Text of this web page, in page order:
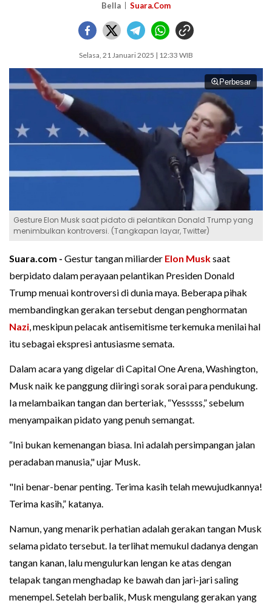
Bella Suara.Com
Selasa, 21 Januari 2025 | 12:33 WIB
Perbesar
Gesture Elon Musk saat pidato di pelantikan Donald Trump yang
menimbulkan kontroversi. (Tangkapan layar, Twitter)
Suara.com - Gestur tangan miliarder Elon Musksaat
berpidato dalam perayaan pelantikan Presiden Donald
Trump menuai kontroversi di dunia maya. Beberapa pihak
membandingkan gerakan tersebut dengan penghormatan
Nazi, meskipun pelacak antisemitisme terkemuka menilai hal
itu sebagai ekspresi antusiasme semata.
Dalam acara yang digelar di Capital One Arena, Washington,
Musk naik ke panggung diiringi sorak sorai para pendukung.
Ia melambaikan tangan dan berteriak, “Yesssss,” sebelum
menyampaikan pidato yang penuh semangat.
“Ini bukan kemenangan biasa. Ini adalah persimpangan jalan
peradaban manusia," ujar Musk.
"Ini benar-benar penting. Terima kasih telah mewujudkannya!
Terima kasih,” katanya.
Namun, yang menarik perhatian adalah gerakan tangan Musk
selama pidato tersebut. Ia terlihat memukul dadanya dengan
tangan kanan, lalu mengulurkan lengan ke atas dengan
telapak tangan menghadap ke bawah dan jari-jari saling
menempel. Setelah berbalik, Musk mengulang gerakan yang